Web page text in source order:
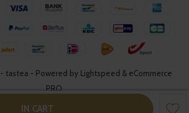
IN CART
- tastea - Powered by Lightspeed & eCommerce
PRO